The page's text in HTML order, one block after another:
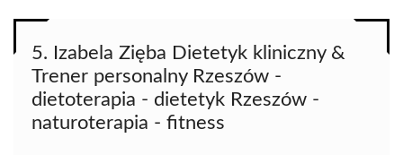
5. Izabela Zięba Dietetyk kliniczny &
Trener personalny Rzeszów -
dietoterapia - dietetyk Rzeszów -
naturoterapia - fitness